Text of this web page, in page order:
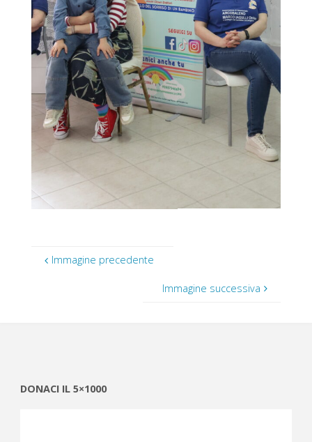
Immagine precedente
Immagine successiva
DONACI IL 5×1000